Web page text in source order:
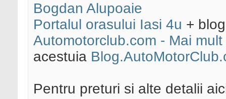
Bogdan Alupoaie
Portalul orasului Iasi 4u +
Automotorclub.com - Mai
acestuia
Pentru preturi si alte detalii